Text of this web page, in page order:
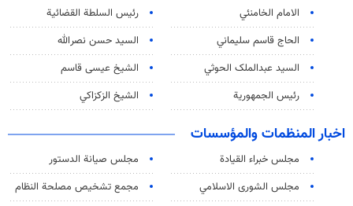
الامام الخامنئي
رئیس السلطة القضائیة
الحاج قاسم سليماني
السيد حسن نصرالله
السید عبدالملک الحوثي
الشيخ عيسى قاسم
رئيس الجمهورية
الشيخ الزكزاكي
اخبار المنظمات والمؤسسات
مجلس خبراء القيادة
مجلس صيانة الدستور
مجلس الشورى الاسلامي
مجمع تشخيص مصلحة النظام